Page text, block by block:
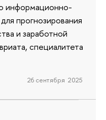
информационно-
прогнозирования
и заработной
специалитета
26 сентября 2025